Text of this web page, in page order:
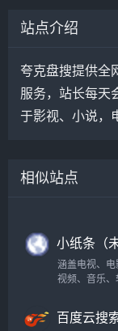
站点介绍
夸克盘搜提供全
服务，站长每天
于影视、小说，
相似站点
小纸条（
版的影视
全）
涵盖电视、电
视频、音乐、
百度云搜